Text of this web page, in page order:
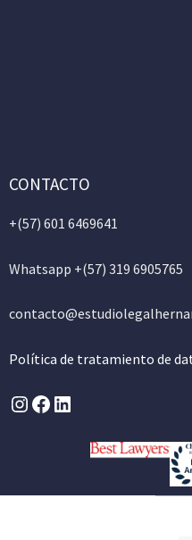
CONTACTO
+(57) 601 6469641
Whatsapp +(57) 319 6905765
Política de tratamiento de